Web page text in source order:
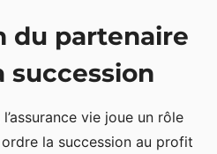
du partenaire
succession
vie joue un rôle
la succession au profit